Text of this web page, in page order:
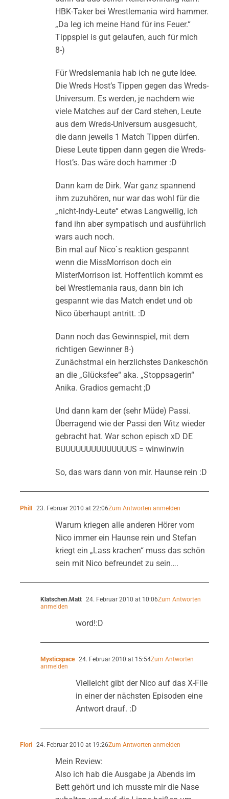
HBK-Taker bei Wrestlemania wird hammer.
„Da leg ich meine Hand für ins Feuer.“
Tippspiel is gut gelaufen, auch für mich
8-)
Für Wredslemania hab ich ne gute Idee.
Die Wreds Host’s Tippen gegen das Wreds-
Universum. Es werden, je nachdem wie
viele Matches auf der Card stehen, Leute
aus dem Wreds-Universum ausgesucht,
die dann jeweils 1 Match Tippen dürfen.
Diese Leute tippen dann gegen die Wreds-
Host’s. Das wäre doch hammer :D
Dann kam de Dirk. War ganz spannend
ihm zuzuhören, nur war das wohl für die
„nicht-Indy-Leute“ etwas Langweilig, ich
fand ihn aber sympatisch und ausführlich
wars auch noch.
Bin mal auf Nico`s reaktion gespannt
wenn die MissMorrison doch ein
MisterMorrison ist. Hoffentlich kommt es
bei Wrestlemania raus, dann bin ich
gespannt wie das Match endet und ob
Nico überhaupt antritt. :D
Dann noch das Gewinnspiel, mit dem
richtigen Gewinner 8-)
Zunächstmal ein herzlichstes Dankeschön
an die „Glücksfee“ aka. „Stoppsagerin“
Anika. Gradios gemacht ;D
Und dann kam der (sehr Müde) Passi.
Überragend wie der Passi den Witz wieder
gebracht hat. War schon episch xD DE
BUUUUUUUUUUUUUUS = winwinwin
So, das wars dann von mir. Haunse rein :D
Phill 23. Februar 2010 at 22:06Zum Antworten anmelden
Warum kriegen alle anderen Hörer vom
Nico immer ein Haunse rein und Stefan
kriegt ein „Lass krachen“ muss das schön
sein mit Nico befreundet zu sein….
Klatschen.Matt 24. Februar 2010 at 10:06Zum Antworten
anmelden
word!:D
Mysticspace 24. Februar 2010 at 15:54Zum Antworten
anmelden
Vielleicht gibt der Nico auf das X-File
in einer der nächsten Episoden eine
Antwort drauf. :D
Flori 24. Februar 2010 at 19:26Zum Antworten anmelden
Mein Review:
Also ich hab die Ausgabe ja Abends im
Bett gehört und ich musste mir die Nase